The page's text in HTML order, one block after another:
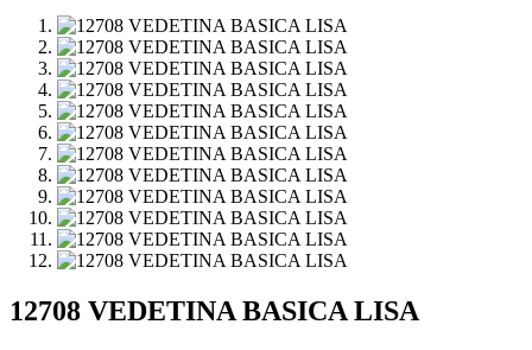
12708 VEDETINA BASICA LISA